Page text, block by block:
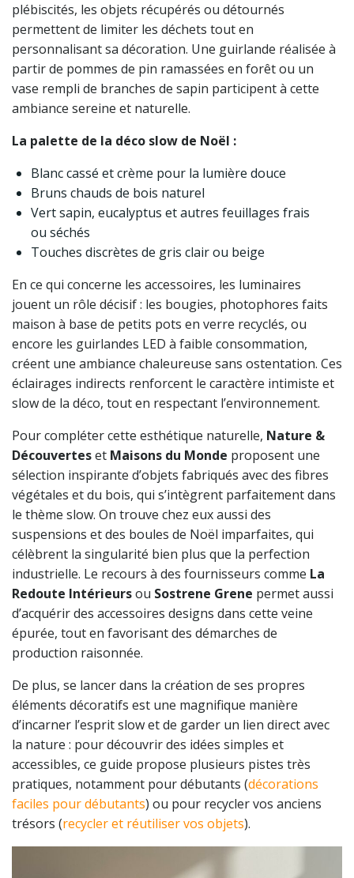
plébiscités, les objets récupérés ou détournés
permettent de limiter les déchets tout en
personnalisant sa décoration. Une guirlande réalisée à
partir de pommes de pin ramassées en forêt ou un
vase rempli de branches de sapin participent à cette
ambiance sereine et naturelle.
La palette de la déco slow de Noël :
Blanc cassé et crème pour la lumière douce
Bruns chauds de bois naturel
Vert sapin, eucalyptus et autres feuillages frais
ou séchés
Touches discrètes de gris clair ou beige
En ce qui concerne les accessoires, les luminaires
jouent un rôle décisif : les bougies, photophores faits
maison à base de petits pots en verre recyclés, ou
encore les guirlandes LED à faible consommation,
créent une ambiance chaleureuse sans ostentation. Ces
éclairages indirects renforcent le caractère intimiste et
slow de la déco, tout en respectant l’environnement.
Pour compléter cette esthétique naturelle, Nature &
Découverteset Maisons du Monde proposent une
sélection inspirante d’objets fabriqués avec des fibres
végétales et du bois, qui s’intègrent parfaitement dans
le thème slow. On trouve chez eux aussi des
suspensions et des boules de Noël imparfaites, qui
célèbrent la singularité bien plus que la perfection
industrielle. Le recours à des fournisseurs comme La
Redoute Intérieursou Sostrene Grene permet aussi
d’acquérir des accessoires designs dans cette veine
épurée, tout en favorisant des démarches de
production raisonnée.
De plus, se lancer dans la création de ses propres
éléments décoratifs est une magnifique manière
d’incarner l’esprit slow et de garder un lien direct avec
la nature : pour découvrir des idées simples et
accessibles, ce guide propose plusieurs pistes très
pratiques, notamment pour débutants (décorations
faciles pour débutants) ou pour recycler vos anciens
trésors (recycler et réutiliser vos objets).